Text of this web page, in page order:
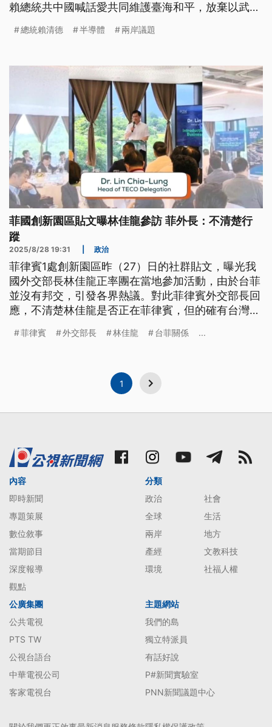
賴總統共中國喊話愛共同維護臺海和平，放棄以武力
總統賴清德 半導體 兩岸議題
菲國創新園區貼文曝林佳龍參訪 菲外長：不清楚行
蹤
2025/8/28 19:31 政治
菲律賓1處創新園區昨（27）日的社群貼文，曝光我
國外交部長林佳龍正率團在當地參加活動，由於台菲
並沒有邦交，引發各界熱議。對此菲律賓外交部長回
應，不清楚林佳龍是否正在菲律賓，但的確有台灣經
證實該團是由農業部率領台美企業，赴菲國考察投資
菲律賓 外交部長 林佳龍 台菲關係 ...
1
內容
即時新聞
專題策展
數位敘事
當期節目
深度報導
觀點
分類
政治
社會
全球
生活
兩岸
地方
產經
文教科技
環境
社福人權
公廣集團
公共電視
PTS TW
公視台語台
中華電視公司
客家電視台
主題網站
我們的島
獨立特派員
有話好說
P#新聞實驗室
PNN新聞議題中心